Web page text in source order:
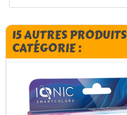
15 AUTRES
CATÉGORIE :